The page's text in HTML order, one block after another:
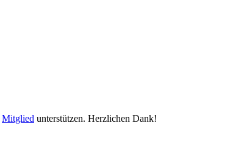
Mitglied unterstützen. Herzlichen Dank!